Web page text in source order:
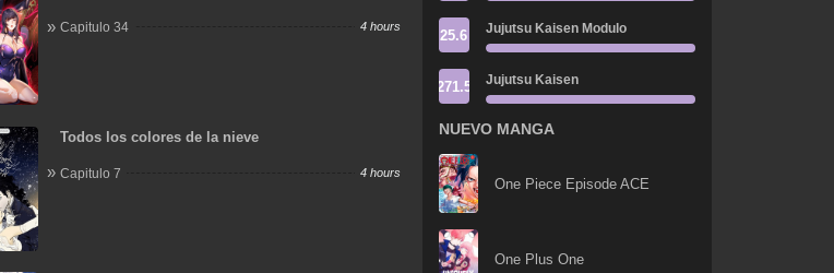
Capitulo 34 4 hours
Todos los colores de la nieve
Capitulo 7 4 hours
25.6 Jujutsu Kaisen Modulo
271.5 Jujutsu Kaisen
NUEVO MANGA
One Piece Episode ACE
One Plus One